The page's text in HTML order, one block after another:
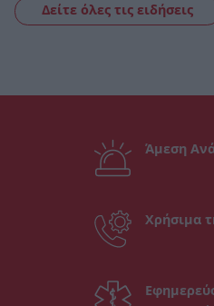
Δείτε όλες τις ειδήσεις
Άμεση
Χρήσιμα